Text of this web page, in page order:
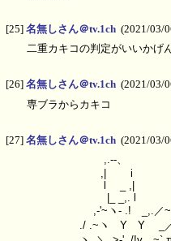
[25] 名無しさん＠tv.1ch (2021/03/
二重カキコの判定がいいかげ
[26] 名無しさん＠tv.1ch (2021/03/
専ブラからカキコ
[27] 名無しさん＠tv.1ch (2021/03/
,.--、
,| i
l _ ,|
|_ _,. l
,-'~ヽ- .! _,.／~ _
./ .~ヽ Y Y _／